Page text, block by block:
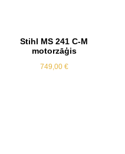
Stihl MS 241 C-M
motorzāģis
749,00 €